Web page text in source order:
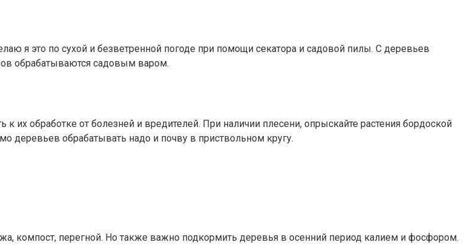
я это по сухой и безветренной погоде при помощи секатора и садовой пилы. С деревьев
обрабатываются садовым варом.
их обработке от болезней и вредителей. При наличии плесени, опрыскайте растения бордоской
обрабатывать надо и почву в приствольном кругу.
компост, перегной. Но также важно подкормить деревья в осенний период калием и фосфором.